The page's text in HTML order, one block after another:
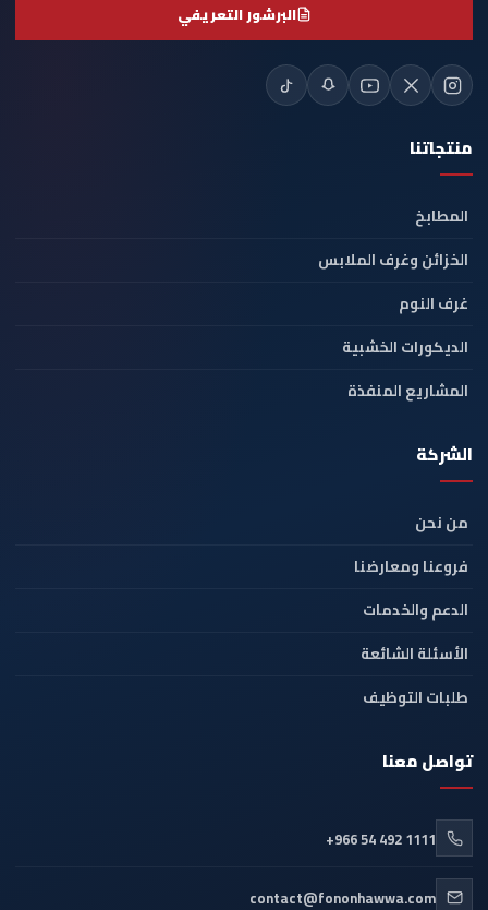
البرشور التعريفي
منتجاتنا
المطابخ
الخزائن وغرف الملابس
غرف النوم
الديكورات الخشبية
المشاريع المنفذة
الشركة
من نحن
فروعنا ومعارضنا
الدعم والخدمات
الأسئلة الشائعة
طلبات التوظيف
تواصل معنا
+966 54 492 1111
contact@fononhawwa.com